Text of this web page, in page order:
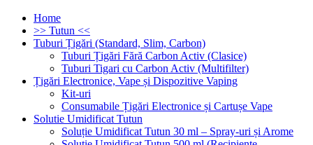
Home
>> Tutun <<
Tuburi Țigări (Standard, Slim, Carbon)
Tuburi Țigări Fără Carbon Activ (Clasice)
Tuburi Tigari cu Carbon Activ (Multifilter)
Țigări Electronice, Vape și Dispozitive Vaping
Kit-uri
Consumabile Țigări Electronice și Cartușe Vape
Solutie Umidificat Tutun
Soluție Umidificat Tutun 30 ml – Spray-uri și Arome